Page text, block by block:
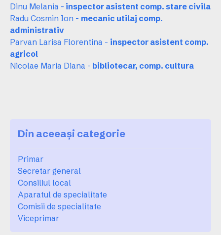
Dinu Melania - inspector asistent comp. stare civila
Radu Cosmin Ion - mecanic utilaj comp.
administrativ
Parvan Larisa Florentina - inspector asistent comp.
agricol
Nicolae Maria Diana - bibliotecar, comp. cultura
Din aceeași categorie
Primar
Secretar general
Consiliul local
Aparatul de specialitate
Comisii de specialitate
Viceprimar